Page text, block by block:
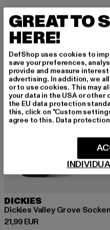
DICKIES
Dickies Valley Grove Socken
21,99 EUR
Derzeitiger Preis: 21,99 EUR
GREAT TO
HERE!
DefShop uses cookies to
save your preferences,
provide and measure
advertising. In addition, we
or to use cookies. This may
your data in the USA or other
the EU data protection
this, click on "Custom
agree to this. Data protection